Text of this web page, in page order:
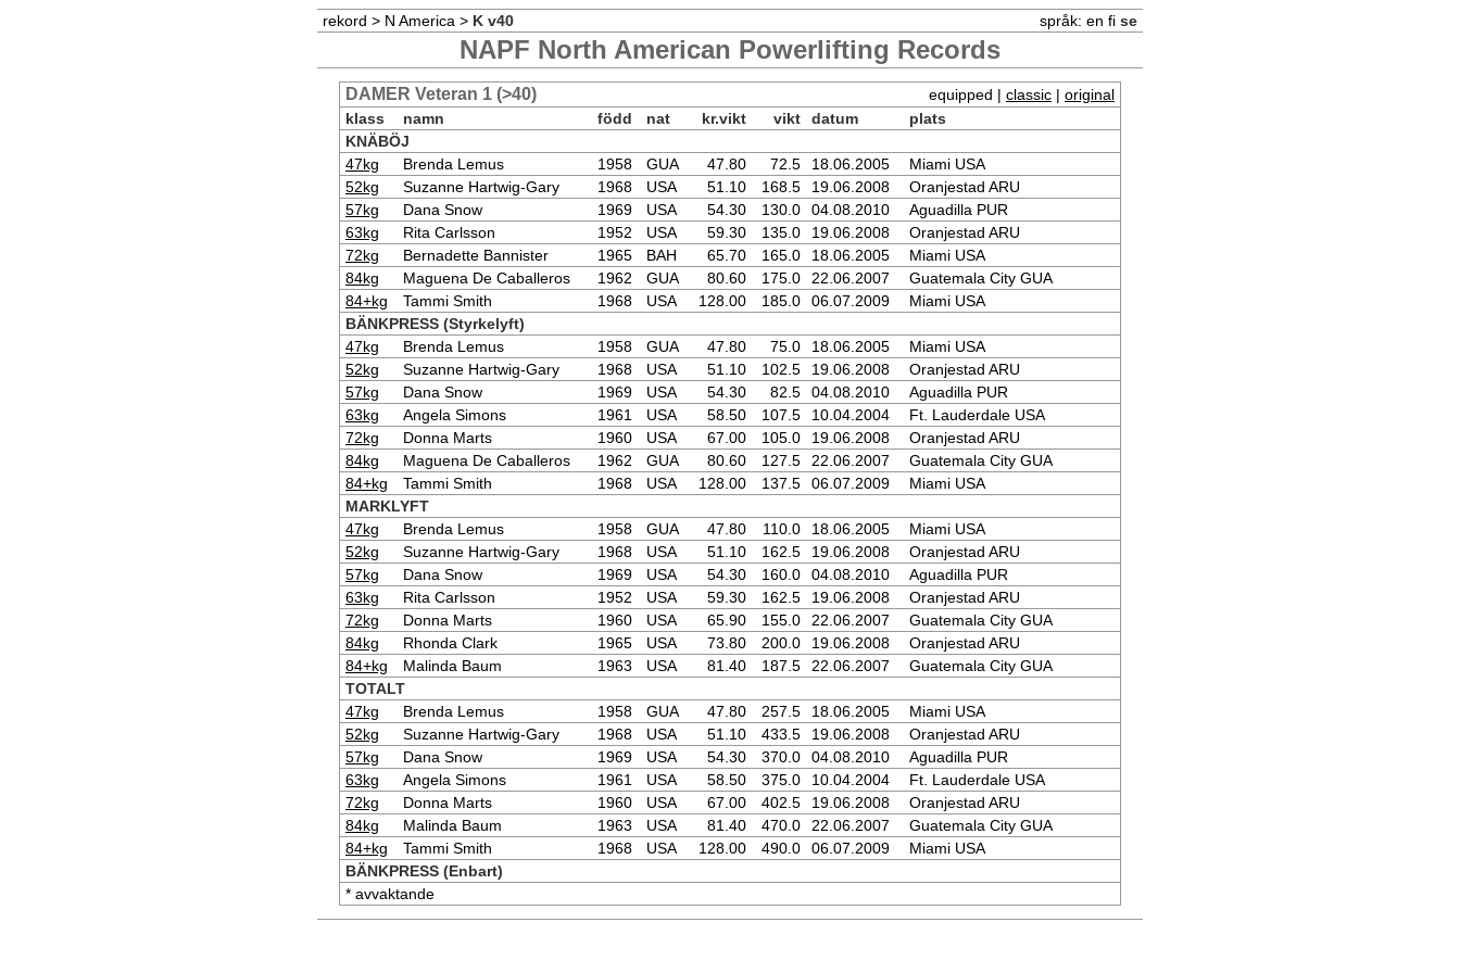
rekord > N America > K v40 språk: en fi se
NAPF North American Powerlifting Records
DAMER Veteran 1 (>40) equipped | classic | original
klass
namn född nat kr.vikt vikt datum
plats
KNÄBÖJ
47kg
Brenda Lemus 1958 GUA 47.80 72.5 18.06.2005
Miami USA
52kg
Suzanne Hartwig-Gary 1968 USA 51.10 168.5 19.06.2008
Oranjestad ARU
57kg
Dana Snow 1969 USA 54.30 130.0 04.08.2010
Aguadilla PUR
63kg
Rita Carlsson 1952 USA 59.30 135.0 19.06.2008
Oranjestad ARU
72kg
Bernadette Bannister 1965 BAH 65.70 165.0 18.06.2005
Miami USA
84kg
Maguena De Caballeros 1962 GUA 80.60 175.0 22.06.2007
Guatemala City GUA
84+kg
Tammi Smith 1968 USA 128.00 185.0 06.07.2009
Miami USA
BÄNKPRESS (Styrkelyft)
47kg
Brenda Lemus 1958 GUA 47.80 75.0 18.06.2005
Miami USA
52kg
Suzanne Hartwig-Gary 1968 USA 51.10 102.5 19.06.2008
Oranjestad ARU
57kg
Dana Snow 1969 USA 54.30 82.5 04.08.2010
Aguadilla PUR
63kg
Angela Simons 1961 USA 58.50 107.5 10.04.2004
Ft. Lauderdale USA
72kg
Donna Marts 1960 USA 67.00 105.0 19.06.2008
Oranjestad ARU
84kg
Maguena De Caballeros 1962 GUA 80.60 127.5 22.06.2007
Guatemala City GUA
84+kg
Tammi Smith 1968 USA 128.00 137.5 06.07.2009
Miami USA
MARKLYFT
47kg
Brenda Lemus 1958 GUA 47.80 110.0 18.06.2005
Miami USA
52kg
Suzanne Hartwig-Gary 1968 USA 51.10 162.5 19.06.2008
Oranjestad ARU
57kg
Dana Snow 1969 USA 54.30 160.0 04.08.2010
Aguadilla PUR
63kg
Rita Carlsson 1952 USA 59.30 162.5 19.06.2008
Oranjestad ARU
72kg
Donna Marts 1960 USA 65.90 155.0 22.06.2007
Guatemala City GUA
84kg
Rhonda Clark 1965 USA 73.80 200.0 19.06.2008
Oranjestad ARU
84+kg
Malinda Baum 1963 USA 81.40 187.5 22.06.2007
Guatemala City GUA
TOTALT
47kg
Brenda Lemus 1958 GUA 47.80 257.5 18.06.2005
Miami USA
52kg
Suzanne Hartwig-Gary 1968 USA 51.10 433.5 19.06.2008
Oranjestad ARU
57kg
Dana Snow 1969 USA 54.30 370.0 04.08.2010
Aguadilla PUR
63kg
Angela Simons 1961 USA 58.50 375.0 10.04.2004
Ft. Lauderdale USA
72kg
Donna Marts 1960 USA 67.00 402.5 19.06.2008
Oranjestad ARU
84kg
Malinda Baum 1963 USA 81.40 470.0 22.06.2007
Guatemala City GUA
84+kg
Tammi Smith 1968 USA 128.00 490.0 06.07.2009
Miami USA
BÄNKPRESS (Enbart)
* avvaktande